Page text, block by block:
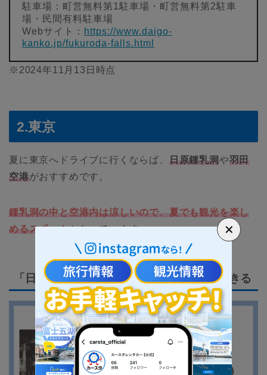
駐車場：町営無料第1駐車場・町営無料第2駐車
場・民間有料駐車場
Webサイト： https://www.daigo-
kanko.jp/fukuroda-falls.html
※2024年11月13日時点
2.東京
夏に東京へドライブに行くならば、 日原鍾乳洞や羽田
空港がおすすめです。
鍾乳洞の中と空港内は涼しいので、夏でも観光を楽し
めるスポットとなっています。
「日原鍾乳洞」では快適に自然美を堪能できる
✕